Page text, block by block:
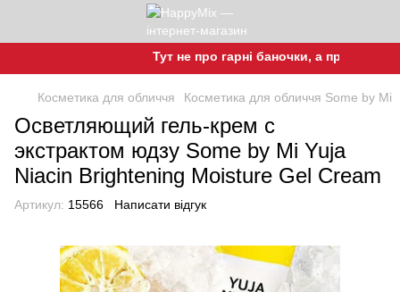
Тут не про гарні баночки, а про гарну
Косметика для обличчя Косметика для обличчя Some by Mi
Осветляющий гель-крем с
экстрактом юдзу Some by Mi Yuja
Niacin Brightening Moisture Gel Cream
Артикул: 15566 Написати відгук